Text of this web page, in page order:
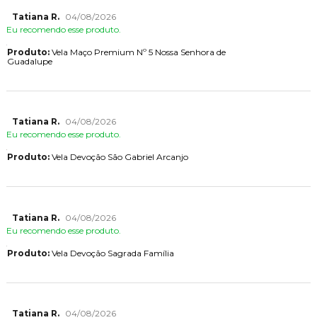
Tatiana R.
04/08/2026
Eu recomendo esse produto.
Produto:Vela Maço Premium Nº 5 Nossa Senhora de
Guadalupe
Tatiana R.
04/08/2026
Eu recomendo esse produto.
Produto:Vela Devoção São Gabriel Arcanjo
Tatiana R.
04/08/2026
Eu recomendo esse produto.
Produto:Vela Devoção Sagrada Família
Tatiana R.
04/08/2026